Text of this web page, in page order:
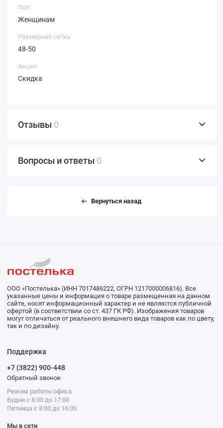
Пол
Женщинам
Размерная сетка
48-50
Акция
Скидка
Отзывы 0
Вопросы и ответы 0
Вернуться назад
ООО «Постелька» (ИНН 7017486222, ОГРН 1217000006816). Все
указанные цены и информация о товаре размещенная на данном
сайте, носят информационный характер и не являются публичной
офертой (в соответствии со ст. 437 ГК РФ). Изображения товаров
могут отличаться от реального внешнего вида товаров как по цвету,
так и по дизайну.
Поддержка
+7 (3822) 900-448
Обратный звонок
Режим работы офиса
Будни с 8:00 до 17:00
Пятница с 8:00 до 16:00
Мы в сети